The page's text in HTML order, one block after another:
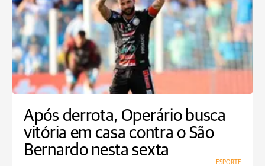
Após derrota, Operário busca
vitória em casa contra o São
Bernardo nesta sexta
ESPORTE